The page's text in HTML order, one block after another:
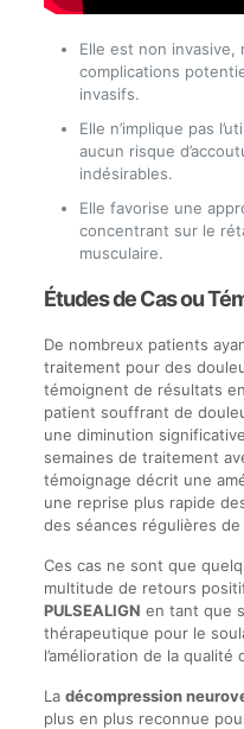
Elle est non invasive,
complications
invasifs.
Elle n’implique pas
aucun risque
indésirables.
Elle favorise une
concentrant sur le
musculaire.
Études de Cas ou
De nombreux patients
traitement pour des
témoignent de résultats
patient souffrant de
une diminution
semaines de traitement
témoignage décrit une
une reprise plus rapide
des séances régulières
Ces cas ne sont que
multitude de retours
PULSEALIGN en tant que
thérapeutique pour le
l’amélioration de la qualité
La décompression
plus en plus reconnue